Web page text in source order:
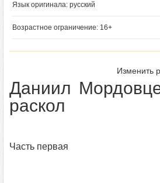
Язык оригинала: русский
Возрастное ограничение: 16+
Изменить
Даниил
раскол
Часть первая